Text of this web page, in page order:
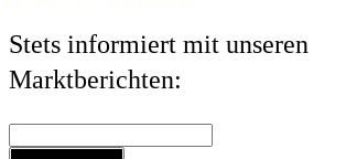
Stets informiert mit unseren
Marktberichten: